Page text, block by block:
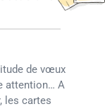
de vœux
attention… A
les cartes